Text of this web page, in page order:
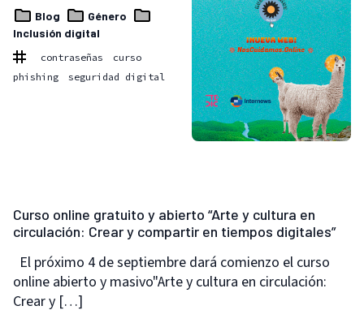
Blog
Género
Inclusión digital
contraseñas
curso
phishing
seguridad digital
Curso online gratuito y abierto “Arte y cultura en
circulación: Crear y compartir en tiempos digitales”
El próximo 4 de septiembre dará comienzo el curso
online abierto y masivo"Arte y cultura en circulación:
Crear y […]